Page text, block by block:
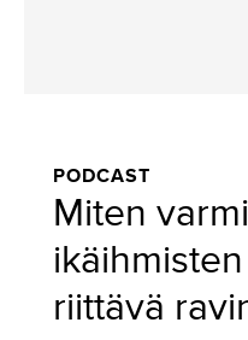
PODCAST
Miten
riittävä